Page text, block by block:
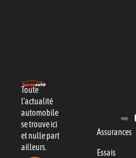
Toute
l’actualité
automobile
se trouve ici
et nulle part
ailleurs.
Assurances
Essais